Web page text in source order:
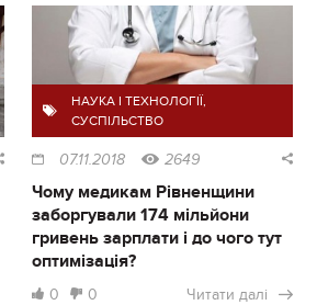
НАУКА І ТЕХНОЛОГІЇ,
СУСПІЛЬСТВО
07.11.2018 2649
Чому медикам Рівненщини
заборгували 174 мільйони
гривень зарплати і до чого тут
оптимізація?
0 0 Читати далі